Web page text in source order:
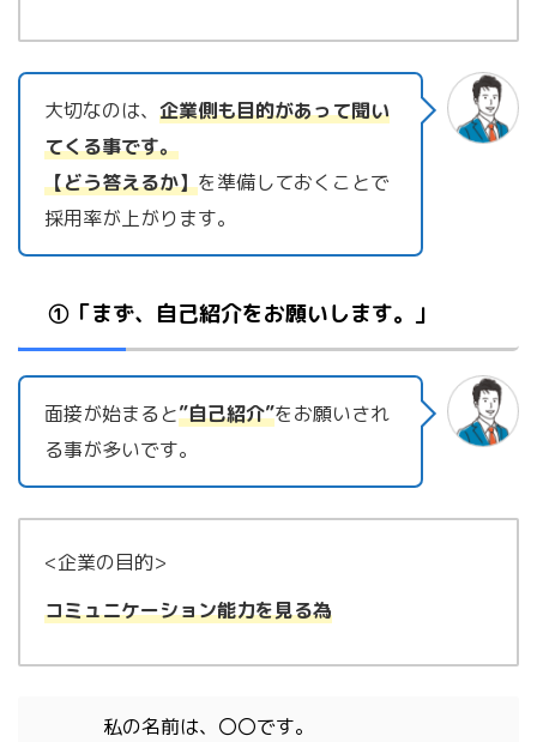
大切なのは、 企業側も目的があって聞い
てくる事です。
【どう答えるか】を準備しておくことで
採用率が上がります。
①「まず、自己紹介をお願いします。」
面接が始まると”自己紹介”をお願いされ
る事が多いです。
<企業の目的>
コミュニケーション能力を見る為
私の名前は、〇〇です。